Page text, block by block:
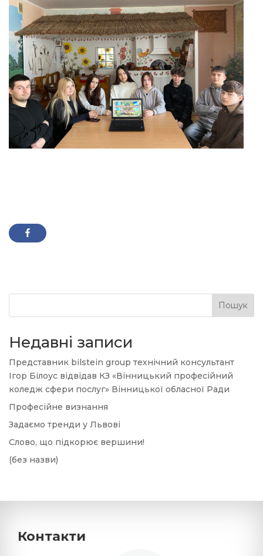
Пошук
Недавні записи
Представник bilstein group технічний консультант
Ігор Білоус відвідав КЗ «Вінницький професійний
коледж сфери послуг» Вінницької обласної Ради
Професійне визнання
Задаємо тренди у Львові
Слово, що підкорює вершини!
(без назви)
Контакти